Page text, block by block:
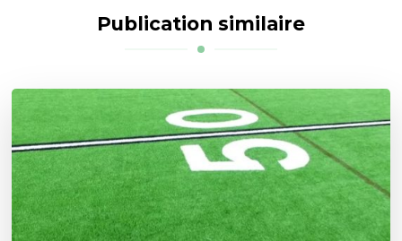
Publication similaire